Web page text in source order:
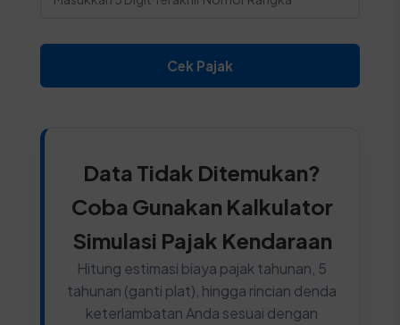
Cek Pajak
Data Tidak Ditemukan?
Coba Gunakan Kalkulator
Simulasi Pajak Kendaraan
Hitung estimasi biaya pajak tahunan, 5
tahunan (ganti plat), hingga rincian denda
keterlambatan Anda sesuai dengan